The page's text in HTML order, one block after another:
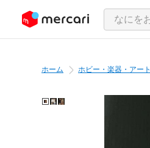
ツにスキップ
ホーム ホビー・楽器・アート